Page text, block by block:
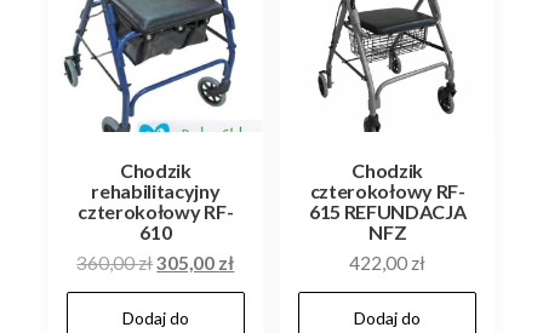
Chodzik
rehabilitacyjny
czterokołowy RF-
610
360,00złPierwotna
cena
wynosiła:
305,00 złAktualna
cena
Dodaj do
Chodzik
czterokołowy RF-
615 REFUNDACJA
NFZ
422,00 zł
Dodaj do